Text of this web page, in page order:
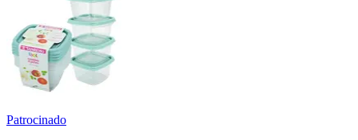
Patrocinado